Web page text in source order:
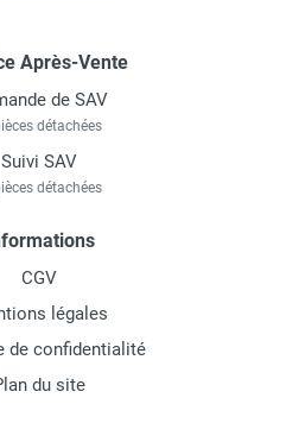
Après-Vente
de SAV
détachées
Suivi SAV
détachées
CGV
légales
de confidentialité
du site